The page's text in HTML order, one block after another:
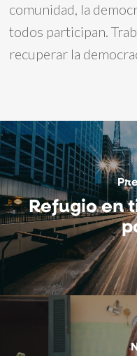
comunidad, la
todos participan.
recuperar la
Refugio en